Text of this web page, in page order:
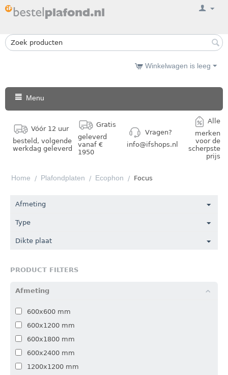
Winkelwagen is leeg
Menu
Vóór 12 uur
besteld, volgende
werkdag geleverd
Gratis
geleverd
vanaf €
1950
Vragen?
info@ifshops.nl
Alle
merken
voor de
scherpste
prijs
Home / Plafondplaten / Ecophon / Focus
Afmeting
Type
Dikte plaat
PRODUCT FILTERS
Afmeting
600x600 mm
600x1200 mm
600x1800 mm
600x2400 mm
1200x1200 mm